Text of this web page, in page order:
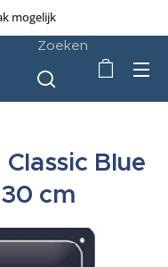
mogelijk
Zoeken
Blue
cm